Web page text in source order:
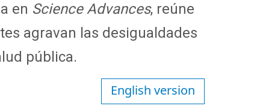
en Science Advances, reúne
agravan las desigualdades
pública.
English version